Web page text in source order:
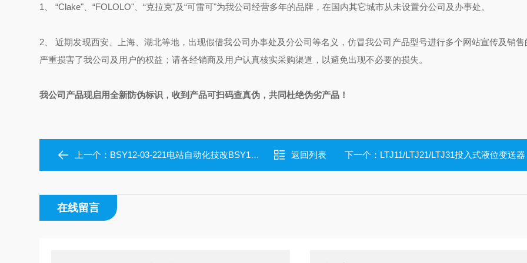
1、 “Clake"、“FOLOLO"、“克拉克"及“可雷可"为我公司经营多年的品牌，在国内其它城市从未设置分公司及办事处。
2、 近期发现西安、上海、湖北等地，出现假借我公司办事处及分公司等名义，仿冒我公司产品型号进行多个网站宣传及销
严重损害了我公司及用户的权益；请各经销商及用户认真核实采购渠道，以避免出现不必要的损失。
我公司产品现启用全新防伪标识，收到产品可扫码查真伪，共同杜绝伪劣产品！
上一个： BSY12-03-221电站自动化技改BSY12风闸集成控制装置 返回列表 下一个： LTJ11/LTJ21/LTJ31投入式液位变送器
在线留言